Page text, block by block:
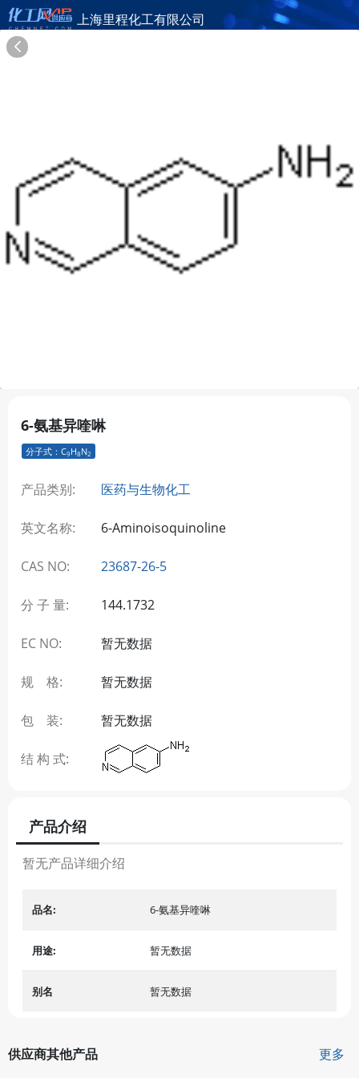
上海里程化工有限公司
SHANGHAI LICHENG CHEMICAL CO., LTD.(LIDE PHARMACEUTICALS LTD)
在线询盘
6-氨基异喹啉
分子式：C9H8N2
产品类别: 医药与生物化工
英文名称: 6-Aminoisoquinoline
CAS NO: 23687-26-5
分 子 量: 144.1732
EC NO: 暂无数据
规 格: 暂无数据
包 装: 暂无数据
结 构 式:
产品介绍
暂无产品详细介绍
品名: 6-氨基异喹啉
用途: 暂无数据
别名 暂无数据
供应商其他产品 更多